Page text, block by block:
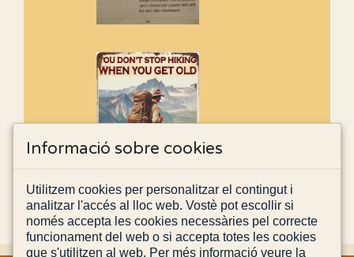
Informació sobre cookies
Utilitzem cookies per personalitzar el contingut i
analitzar l'accés al lloc web. Vostè pot escollir si
només accepta les cookies necessàries pel correcte
funcionament del web o si accepta totes les cookies
que s'utilitzen al web. Per més informació veure la